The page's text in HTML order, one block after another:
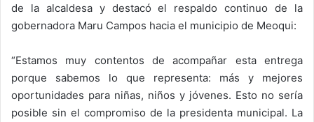
de la alcaldesa y destacó el respaldo continuo de la
gobernadora Maru Campos hacia el municipio de Meoqui:
“Estamos muy contentos de acompañar esta entrega
porque sabemos lo que representa: más y mejores
oportunidades para niñas, niños y jóvenes. Esto no sería
posible sin el compromiso de la presidenta municipal. La